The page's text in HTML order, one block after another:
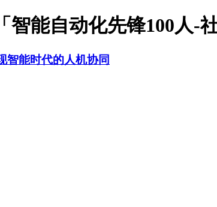
智能自动化先锋100人-